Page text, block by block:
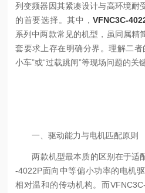
列变频器因其紧凑设计与高环境耐
的首要选择。其中，VFNC3C-
系列中两款常见的机型，虽同属精
套要求上存在明确分界。理解二
小车”或“过载跳闸”等现场问题的关键
一、驱动能力与电机匹配原则
两款机型最本质的区别在于适
-4022P面向中等偏小功率的电机
相对温和的传动机构。而